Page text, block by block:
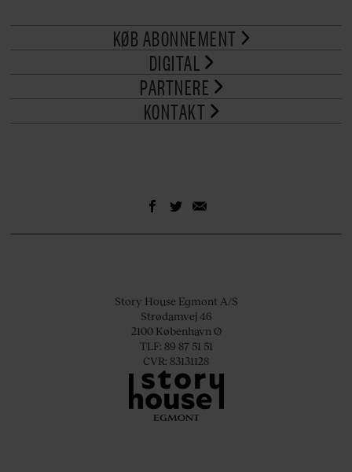
KØB ABONNEMENT
DIGITAL
PARTNERE
KONTAKT
Story House Egmont A/S
Strødamvej 46
2100 København Ø
TLF: 89 87 51 51
CVR: 83131128